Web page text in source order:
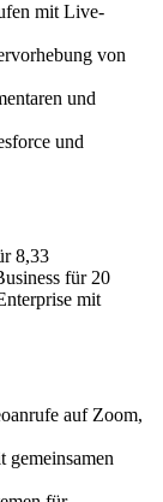
mit Live-
von
und
und
8,33
für 20
mit
auf Zoom,
gemeinsamen